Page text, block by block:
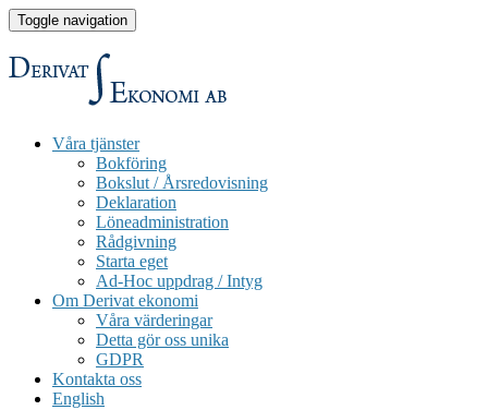
Toggle navigation
Våra tjänster
Bokföring
Bokslut / Årsredovisning
Deklaration
Löneadministration
Rådgivning
Starta eget
Ad-Hoc uppdrag / Intyg
Om Derivat ekonomi
Våra värderingar
Detta gör oss unika
GDPR
Kontakta oss
English